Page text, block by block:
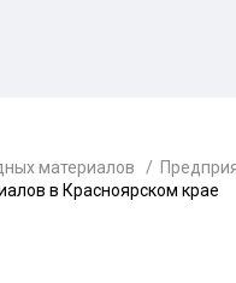
материалов
в Красноярском крае